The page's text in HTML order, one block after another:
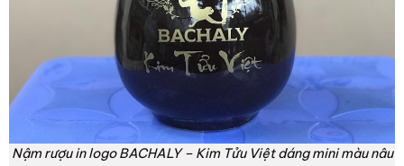
Nậm rượu in logo BACHALY – Kim Tửu Việt dáng mini màu nâu